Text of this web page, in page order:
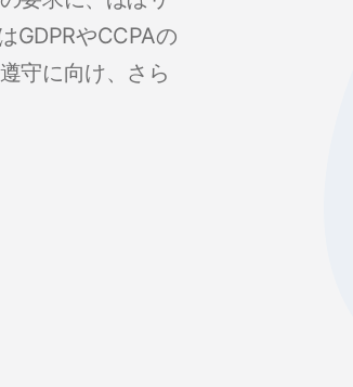
GDPRやCCPAの
守に向け、さら